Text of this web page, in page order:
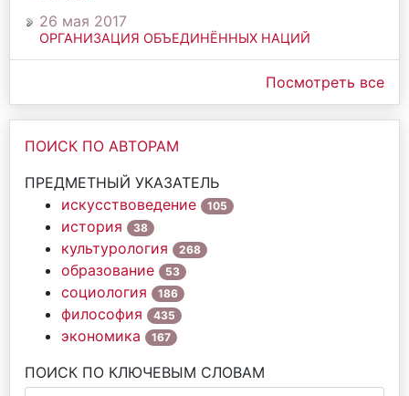
26 мая 2017
ОРГАНИЗАЦИЯ ОБЪЕДИНЁННЫХ НАЦИЙ
Посмотреть все
ПОИСК ПО АВТОРАМ
ПРЕДМЕТНЫЙ УКАЗАТЕЛЬ
искусствоведение
105
история 38
культурология 268
образование 53
социология 186
философия 435
экономика 167
ПОИСК ПО КЛЮЧЕВЫМ СЛОВАМ